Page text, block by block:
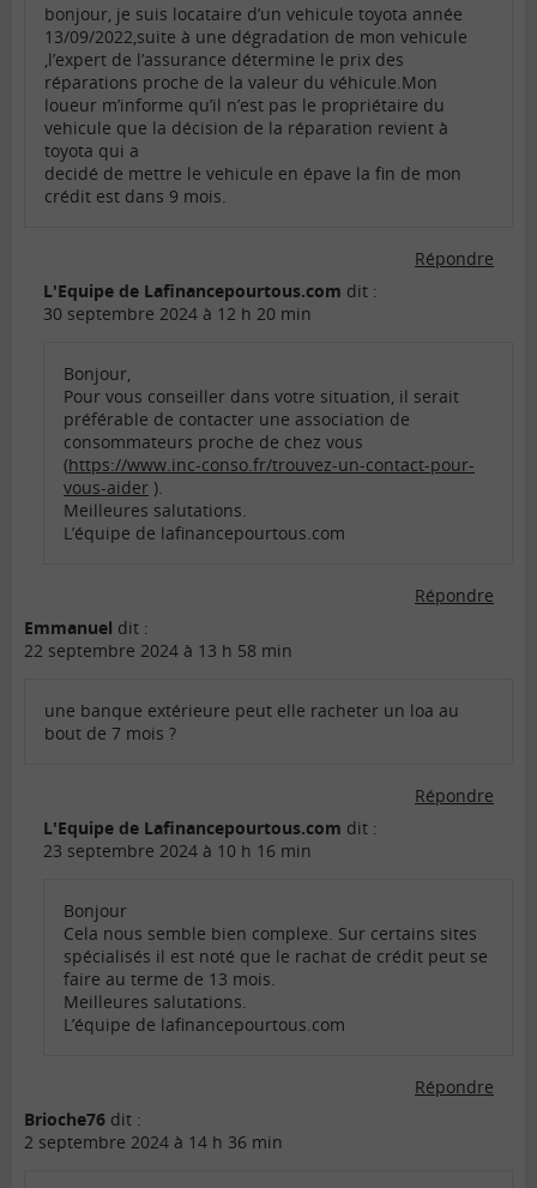
bonjour, je suis locataire d’un vehicule toyota année
13/09/2022,suite à une dégradation de mon vehicule
,l’expert de l’assurance détermine le prix des
réparations proche de la valeur du véhicule.Mon
loueur m’informe qu’il n’est pas le propriétaire du
vehicule que la décision de la réparation revient à
toyota qui a
decidé de mettre le vehicule en épave la fin de mon
crédit est dans 9 mois.
Répondre
L'Equipe de Lafinancepourtous.com dit :
30 septembre 2024 à 12 h 20 min
Bonjour,
Pour vous conseiller dans votre situation, il serait
préférable de contacter une association de
consommateurs proche de chez vous
(https://www.inc-conso.fr/trouvez-un-contact-pour-
vous-aider ).
Meilleures salutations.
L’équipe de lafinancepourtous.com
Répondre
Emmanuel dit :
22 septembre 2024 à 13 h 58 min
une banque extérieure peut elle racheter un loa au
bout de 7 mois ?
Répondre
L'Equipe de Lafinancepourtous.com dit :
23 septembre 2024 à 10 h 16 min
Bonjour
Cela nous semble bien complexe. Sur certains sites
spécialisés il est noté que le rachat de crédit peut se
faire au terme de 13 mois.
Meilleures salutations.
L’équipe de lafinancepourtous.com
Répondre
Brioche76 dit :
2 septembre 2024 à 14 h 36 min